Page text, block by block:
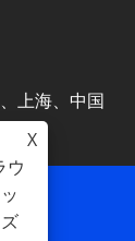
上海、中国
X
ウ